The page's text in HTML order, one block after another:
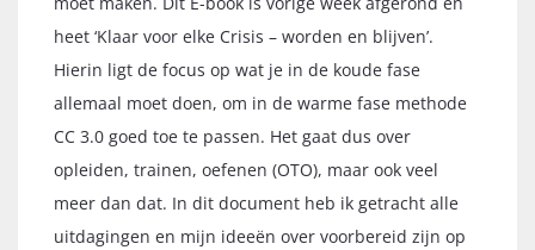
heet ‘Klaar voor elke Crisis – worden en blijven’.
Hierin ligt de focus op wat je in de koude fase
allemaal moet doen, om in de warme fase methode
CC 3.0 goed toe te passen. Het gaat dus over
opleiden, trainen, oefenen (OTO), maar ook veel
meer dan dat. In dit document heb ik getracht alle
uitdagingen en mijn ideeën over voorbereid zijn op